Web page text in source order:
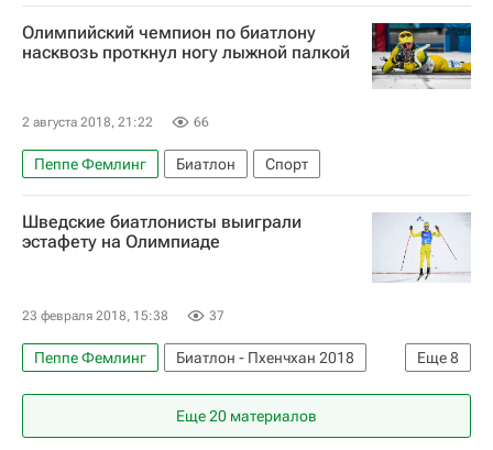
Олимпийский чемпион по биатлону
насквозь проткнул ногу лыжной палкой
2 августа 2018, 21:22 66
Пеппе Фемлинг Биатлон Спорт
Шведские биатлонисты выиграли
эстафету на Олимпиаде
23 февраля 2018, 15:38 37
Еще8
Пеппе Фемлинг
Биатлон - Пхенчхан 2018
Биатлон
Спорт
Пхенчхан 2018
Новости - Пхенчхан 2018
Еще 20 материалов